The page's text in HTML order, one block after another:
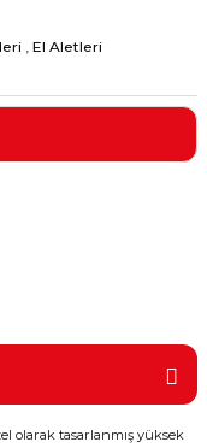
, El Aletleri
olarak tasarlanmış yüksek